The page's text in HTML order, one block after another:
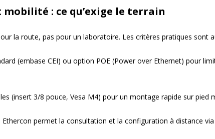
: ce qu’exige le terrain
la route, pas pour un laboratoire. Les critères pratiques sont
(embase CEI) ou option POE (Power over Ethernet) pour
(insert 3/8 pouce, Vesa M4) pour un montage rapide sur pied
permet la consultation et la configuration à distance